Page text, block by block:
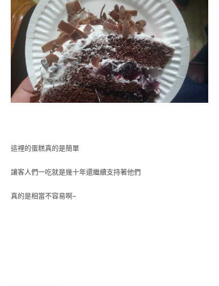
這裡的蛋糕真的是簡單
讓客人們一吃就是幾十年還繼續支持著他們
真的是相當不容易啊~